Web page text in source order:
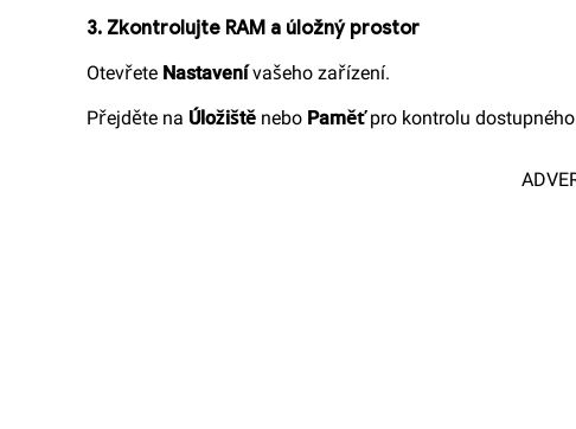
3. Zkontrolujte RAM a úložný prostor
Otevřete Nastavenívašeho zařízení.
Přejděte na Úložiště nebo Paměťpro kontrolu